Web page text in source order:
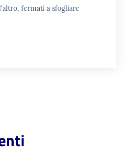
fermati a sfogliare